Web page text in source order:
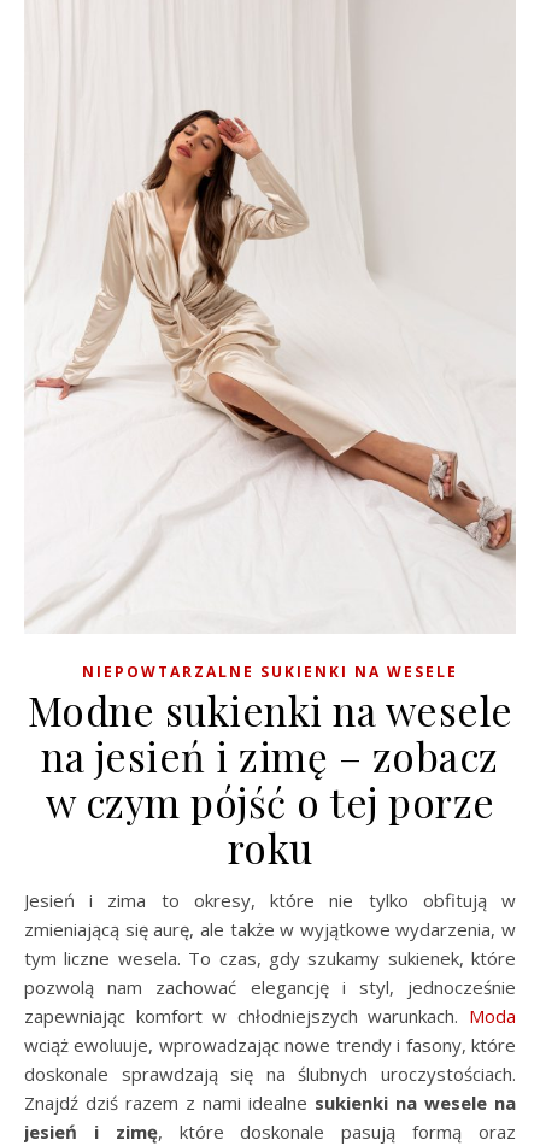
NIEPOWTARZALNE SUKIENKI NA WESELE
Modne sukienki na wesele
na jesień i zimę – zobacz
w czym pójść o tej porze
roku
Jesień i zima to okresy, które nie tylko obfitują w
zmieniającą się aurę, ale także w wyjątkowe wydarzenia, w
tym liczne wesela. To czas, gdy szukamy sukienek, które
pozwolą nam zachować elegancję i styl, jednocześnie
zapewniając komfort w chłodniejszych warunkach. Moda
wciąż ewoluuje, wprowadzając nowe trendy i fasony, które
doskonale sprawdzają się na ślubnych uroczystościach.
Znajdź dziś razem z nami idealne sukienki na wesele na
jesień i zimę, które doskonale pasują formą oraz